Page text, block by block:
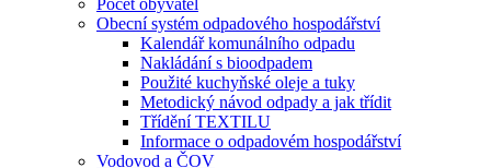
Počet obyvatel
Obecní systém odpadového hospodářství
Kalendář komunálního odpadu
Nakládání s bioodpadem
Použité kuchyňské oleje a tuky
Metodický návod odpady a jak třídit
Třídění TEXTILU
Informace o odpadovém hospodářství
Vodovod a ČOV